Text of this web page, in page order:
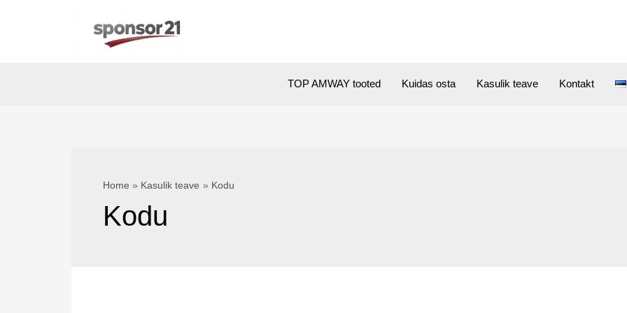
TOP AMWAY tooted Kuidas osta Kasulik teave Kontakt
Home Kasulik teave Kodu
Kodu